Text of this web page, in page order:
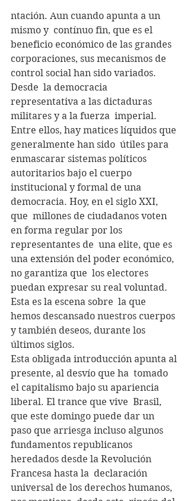
ntación. Aun cuando apunta a un
mismo y  contínuo fin, que es el
beneficio económico de las grandes
corporaciones, sus mecanismos de
control social han sido variados.
Desde  la democracia
representativa a las dictaduras
militares y a la fuerza  imperial.
Entre ellos, hay matices líquidos que
generalmente han sido  útiles para
enmascarar sistemas políticos
autoritarios bajo el cuerpo
institucional y formal de una
democracia. Hoy, en el siglo XXI,
que  millones de ciudadanos voten
en forma regular por los
representantes de  una elite, que es
una extensión del poder económico,
no garantiza que  los electores
puedan expresar su real voluntad.
Esta es la escena sobre  la que
hemos descansado nuestros cuerpos
y también deseos, durante los
últimos siglos.
Esta obligada introducción apunta al
presente, al desvío que ha  tomado
el capitalismo bajo su apariencia
liberal. El trance que vive  Brasil,
que este domingo puede dar un
paso que arriesga incluso algunos
fundamentos republicanos
heredados desde la Revolución
Francesa hasta la  declaración
universal de los derechos humanos,